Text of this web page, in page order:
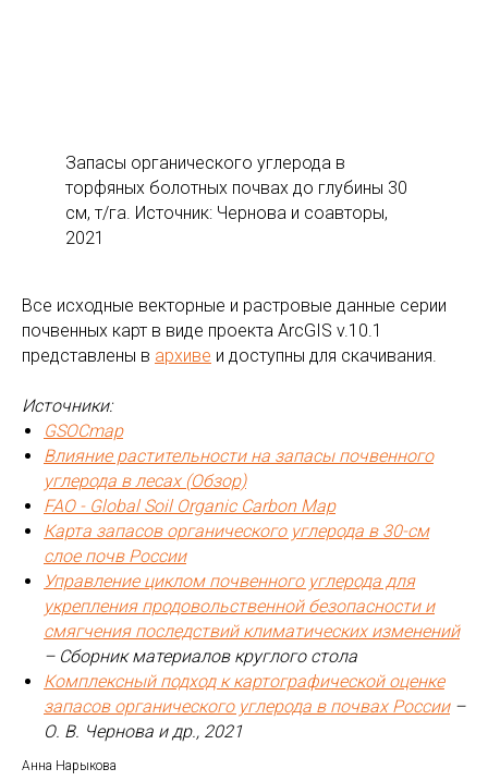
Запасы органического углерода в
торфяных болотных почвах до глубины 30
см, т/га. Источник: Чернова и соавторы,
2021
Все исходные векторные и растровые данные серии
почвенных карт в виде проекта ArcGIS v.10.1
представлены в архиве и доступны для скачивания.
Источники:
GSOCmap
Влияние растительности на запасы почвенного
углерода в лесах (Обзор)
FAO - Global Soil Organic Carbon Map
Карта запасов органического углерода в 30-см
слое почв России
Управление циклом почвенного углерода для
укрепления продовольственной безопасности и
смягчения последствий климатических изменений
– Сборник материалов круглого стола
Комплексный подход к картографической оценке
запасов органического углерода в почвах России–
О. В. Чернова и др., 2021
Анна Нарыкова